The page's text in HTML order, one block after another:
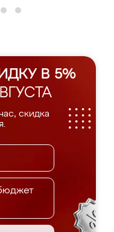
В 5%
скидка